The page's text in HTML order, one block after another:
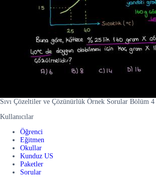
Sıvı Çözeltiler ve Çözünürlük Örnek Sorular Bölüm 4
Kullanıcılar
Öğrenci
Eğitmen
Okullar
Kunduz US
Paketler
Sorular